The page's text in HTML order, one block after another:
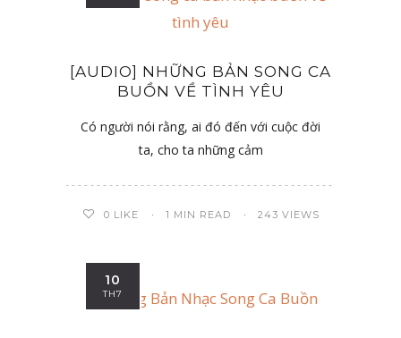
[AUDIO] NHỮNG BẢN SONG CA
BUỒN VỀ TÌNH YÊU
Có người nói rằng, ai đó đến với cuộc đời
ta, cho ta những cảm
0 LIKE 1 MIN READ 243 VIEWS
10
TH7